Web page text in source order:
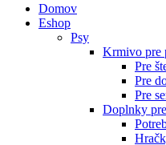
Domov
Eshop
Psy
Krmivo pre
Pre
Pre
Pre
Doplnky